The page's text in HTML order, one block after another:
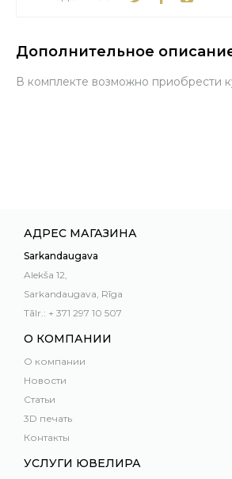
Дополнительное
В комплекте возможно приобрести
АДРЕС МАГАЗИНА
Sarkandaugava
Alekša 12,
Sarkandaugava, Rīga
Tālr.: + 371 297 10 507
О КОМПАНИИ
О компании
Новости
Статьи
3D печать
Контакты
УСЛУГИ ЮВЕЛИРА